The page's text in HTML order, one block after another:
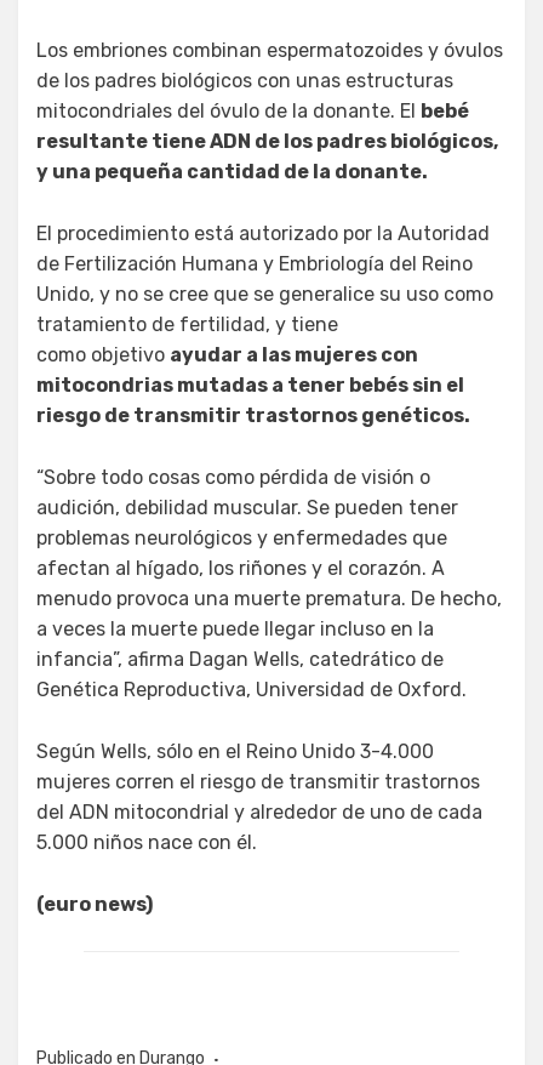
Los embriones combinan espermatozoides y óvulos
de los padres biológicos con unas estructuras
mitocondriales del óvulo de la donante. El bebé
resultante tiene ADN de los padres biológicos,
y una pequeña cantidad de la donante.
El procedimiento está autorizado por la Autoridad
de Fertilización Humana y Embriología del Reino
Unido, y no se cree que se generalice su uso como
tratamiento de fertilidad, y tiene
como objetivo ayudar a las mujeres con
mitocondrias mutadas a tener bebés sin el
riesgo de transmitir trastornos genéticos.
“Sobre todo cosas como pérdida de visión o
audición, debilidad muscular. Se pueden tener
problemas neurológicos y enfermedades que
afectan al hígado, los riñones y el corazón. A
menudo provoca una muerte prematura. De hecho,
a veces la muerte puede llegar incluso en la
infancia”, afirma Dagan Wells, catedrático de
Genética Reproductiva, Universidad de Oxford.
Según Wells, sólo en el Reino Unido 3-4.000
mujeres corren el riesgo de transmitir trastornos
del ADN mitocondrial y alrededor de uno de cada
5.000 niños nace con él.
(euro news)
Publicado en Durango